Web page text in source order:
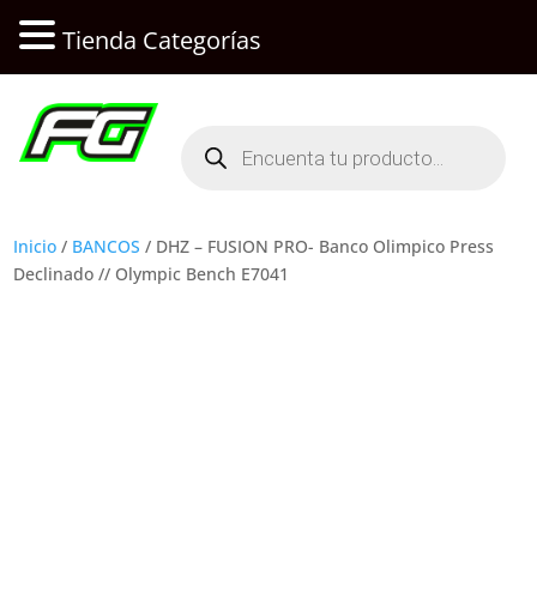
productos
Inicio / BANCOS / DHZ – FUSION PRO- Banco Olimpico Press
Declinado // Olympic Bench E7041
Tienda Categorías